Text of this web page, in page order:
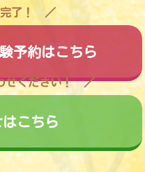
了！
予約はこちら
せください！
こちら